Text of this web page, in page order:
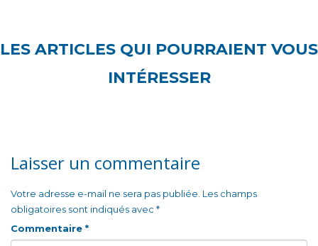
LES ARTICLES QUI POURRAIENT VOUS
INTÉRESSER
Laisser un commentaire
Votre adresse e-mail ne sera pas publiée. Les champs
obligatoires sont indiqués avec *
Commentaire *